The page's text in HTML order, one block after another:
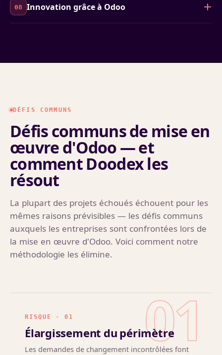
08 Innovation grâce à Odoo
DÉFIS COMMUNS
Défis communs de mise en
œuvre d'Odoo — et
comment Doodex les
résout
La plupart des projets échoués échouent pour les
mêmes raisons prévisibles — les défis communs
auxquels les entreprises sont confrontées lors de
la mise en œuvre d'Odoo. Voici comment notre
méthodologie les élimine.
01
RISQUE · 01
Élargissement du périmètre
Les demandes de changement incontrôlées font